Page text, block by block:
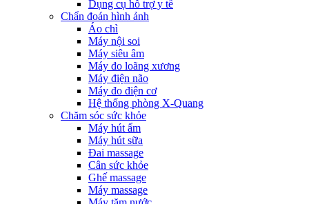
Dụng cụ hỗ trợ y tế
Chẩn đoán hình ảnh
Áo chì
Máy nội soi
Máy siêu âm
Máy đo loãng xương
Máy điện não
Máy đo điện cơ
Hệ thống phòng X-Quang
Chăm sóc sức khỏe
Máy hút ẩm
Máy hút sữa
Đai massage
Cân sức khỏe
Ghế massage
Máy massage